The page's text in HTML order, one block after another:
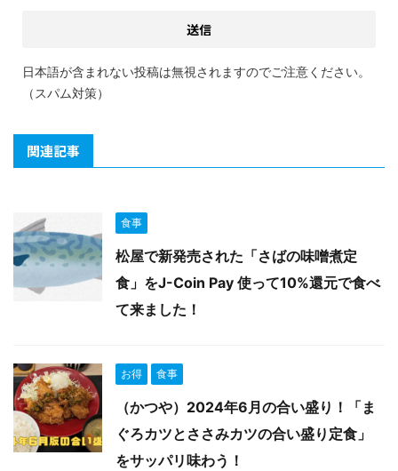
日本語が含まれない投稿は無視されますのでご注意ください。
（スパム対策）
関連記事
食事
松屋で新発売された「さばの味噌煮定
食」をJ-Coin Pay 使って10%還元で食べ
て来ました！
お得 食事
（かつや）2024年6月の合い盛り！「ま
ぐろカツとささみカツの合い盛り定食」
をサッパリ味わう！